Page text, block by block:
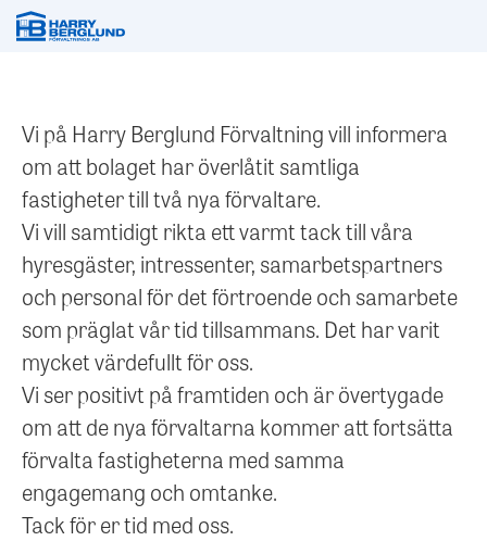
Vi på Harry Berglund Förvaltning vill informera
om att bolaget har överlåtit samtliga
fastigheter till två nya förvaltare.
Vi vill samtidigt rikta ett varmt tack till våra
hyresgäster, intressenter, samarbetspartners
och personal för det förtroende och samarbete
som präglat vår tid tillsammans. Det har varit
mycket värdefullt för oss.
Vi ser positivt på framtiden och är övertygade
om att de nya förvaltarna kommer att fortsätta
förvalta fastigheterna med samma
engagemang och omtanke.
Tack för er tid med oss.